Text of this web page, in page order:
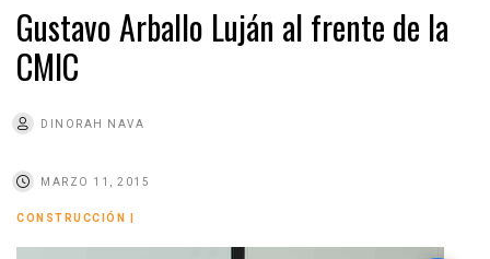
Gustavo Arballo Luján al frente de la
CMIC
DINORAH NAVA
MARZO 11, 2015
CONSTRUCCIÓN